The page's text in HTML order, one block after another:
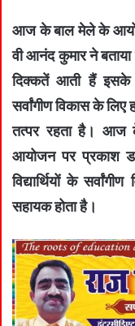
आज के बाल मेले के
वी आनंद कुमार ने
दिक्कतें आती हैं इसके
सर्वांगीण विकास के
तत्पर रहता है। आज
आयोजन पर प्रकाश
विद्यार्थियों के
सहायक होता है।